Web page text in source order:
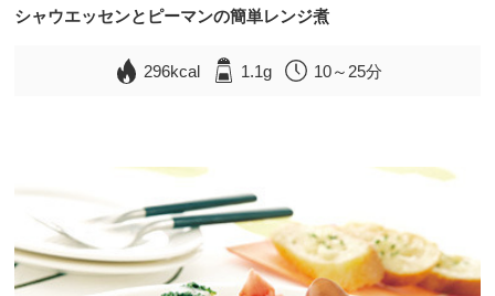
シャウエッセンとピーマンの簡単レンジ煮
296kcal 1.1g 10～25分